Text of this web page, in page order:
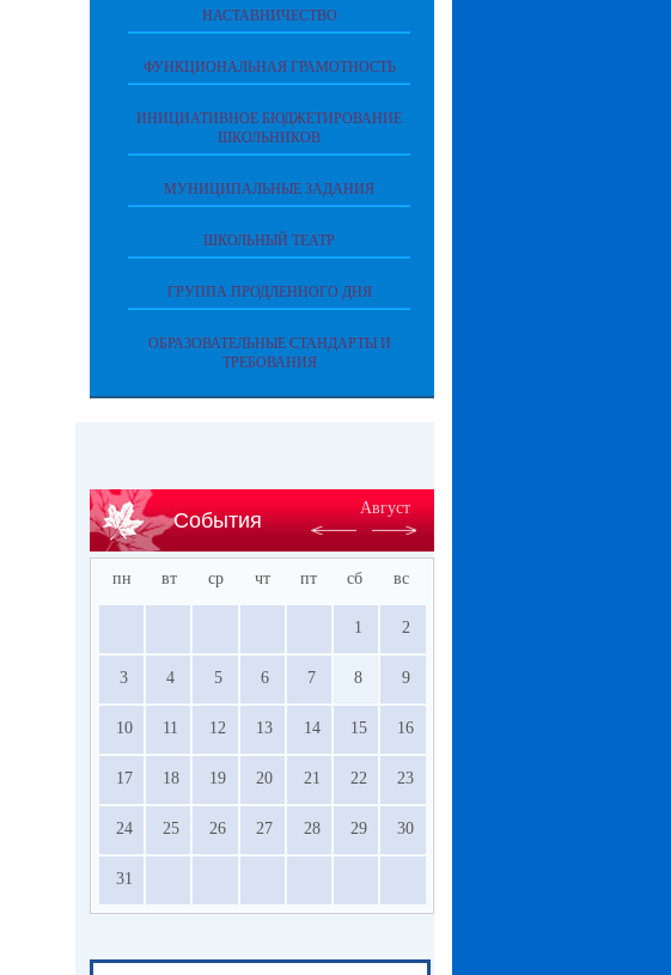
НАСТАВНИЧЕСТВО
ФУНКЦИОНАЛЬНАЯ ГРАМОТНОСТЬ
ИНИЦИАТИВНОЕ БЮДЖЕТИРОВАНИЕ
ШКОЛЬНИКОВ
МУНИЦИПАЛЬНЫЕ ЗАДАНИЯ
ШКОЛЬНЫЙ ТЕАТР
ГРУППА ПРОДЛЕННОГО ДНЯ
ОБРАЗОВАТЕЛЬНЫЕ СТАНДАРТЫ И
ТРЕБОВАНИЯ
События
Август
пн вт ср чт пт сб вс
1 2
3 4 5 6 7 8 9
10 11 12 13 14 15 16
17 18 19 20 21 22 23
24 25 26 27 28 29 30
31